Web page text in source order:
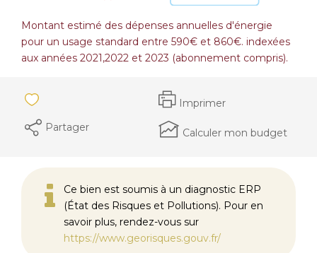
Montant estimé des dépenses annuelles d'énergie
pour un usage standard entre 590€ et 860€. indexées
aux années 2021,2022 et 2023 (abonnement compris).
Imprimer
Partager
Calculer mon budget
Ce bien est soumis à un diagnostic ERP
(État des Risques et Pollutions). Pour en
savoir plus, rendez-vous sur
https://www.georisques.gouv.fr/